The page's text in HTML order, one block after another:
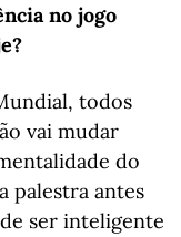
no jogo
todos
vai mudar
do
palestra antes
ser inteligente